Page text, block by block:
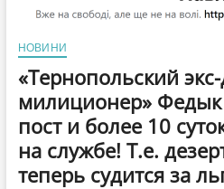
НОВИНИ
«Тернопольский экс-
милиционер»
пост и более 10
на службе! Т.е.
теперь судится за